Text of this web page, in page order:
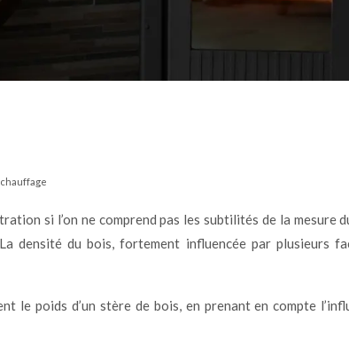
si l’on ne comprend pas les subtilités de la
densité du bois, fortement influencée par
le poids d’un stère de bois, en prenant en compte